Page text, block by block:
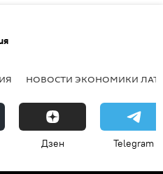
НОВОСТИ ЭКОНОМИКИ
Дзен Telegram